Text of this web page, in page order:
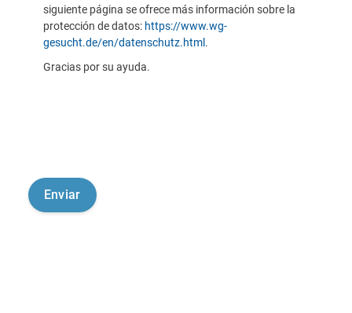
siguiente página se ofrece más información sobre la
protección de datos: https://www.wg-
gesucht.de/en/datenschutz.html .
Gracias por su ayuda.